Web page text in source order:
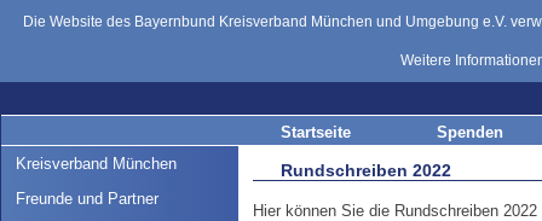
Die Website des Bayernbund Kreisverband München und Umgebung e.V.
Weitere
Startseite
Spenden
Kreisverband München
Freunde und Partner
Rundschreiben 2022
Hier können Sie die Rundschreiben